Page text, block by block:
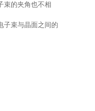
束的夹角也不相
子束与晶面之间的